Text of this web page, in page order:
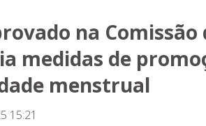
na Comissão
medidas de
menstrual
15:21